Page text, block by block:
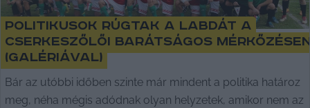
Politikusok rúgtak a labdát a
cserkeszőlői barátságos
(galériával)
Bár az utóbbi időben szinte már mindent a politika határoz
meg, néha mégis adódnak olyan helyzetek, amikor nem az